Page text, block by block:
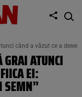
când a văzut ce a
ATUNCI
EI:
SEMN”